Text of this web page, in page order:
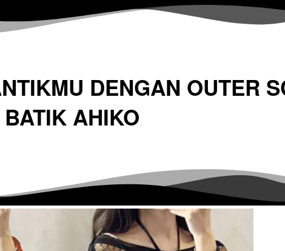
DENGAN OUTER
BATIK AHIKO